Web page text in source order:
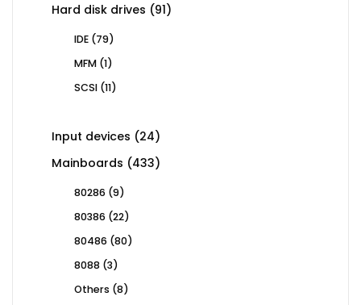
Hard disk drives 9191
IDE 7979
MFM 11
SCSI 1111
Input devices 2424
products
Mainboards 433433
80286 99
80386 2222
80486 8080
8088 33
Others 88